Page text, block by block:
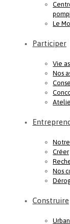
Le
Participer
Vie
Nos
Créer
Nos
Construire